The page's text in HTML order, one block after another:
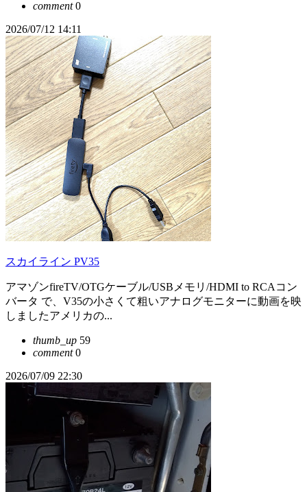
comment0
2026/07/12 14:11
スカイライン PV35
アマゾンfireTV/OTGケーブル/USBメモリ/HDMI to RCAコン
バータ で、V35の小さくて粗いアナログモニターに動画を映
しましたアメリカの...
thumb_up 59
comment0
2026/07/09 22:30